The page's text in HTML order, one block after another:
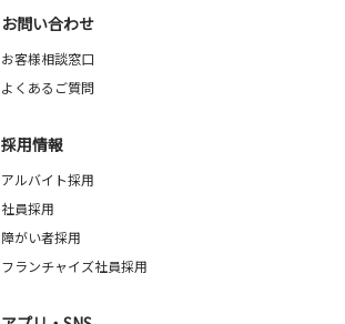
お問い合わせ
お客様相談窓口
よくあるご質問
採用情報
アルバイト採用
社員採用
障がい者採用
フランチャイズ社員採用